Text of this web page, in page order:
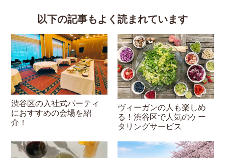
以下の記事もよく読まれています
渋谷区の入社式パーティ
におすすめの会場を紹
介！
ヴィーガンの人も楽しめ
る！渋谷区で人気のケー
タリングサービス